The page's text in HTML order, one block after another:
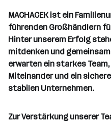
e
r
l
l
e
n
t
g
e
b
e
r
r
b
e
i
t
e
r
i
a
n
d
o
r
t
e
MACHACEK ist ein
führenden Großhändlern
Hinter unserem Erfolg
mitdenken und
erwarten ein starkes
Miteinander und ein
stabilen Unternehmen.
Zur Verstärkung unserer